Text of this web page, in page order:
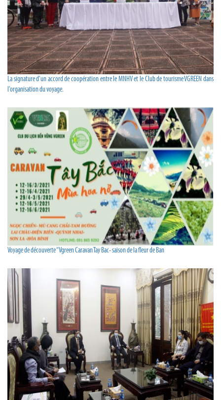
La signature d’un accord de coopération entre le MNHV et le Club de tourisme VGREEN dans
l’organisation du voyage.
Voyage de découverte “Vgreen Caravan Tay Bac- saison de la fleur de Ban